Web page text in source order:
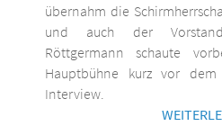
übernahm die
und auch der
Röttgermann schaute
Hauptbühne kurz vor
Interview.